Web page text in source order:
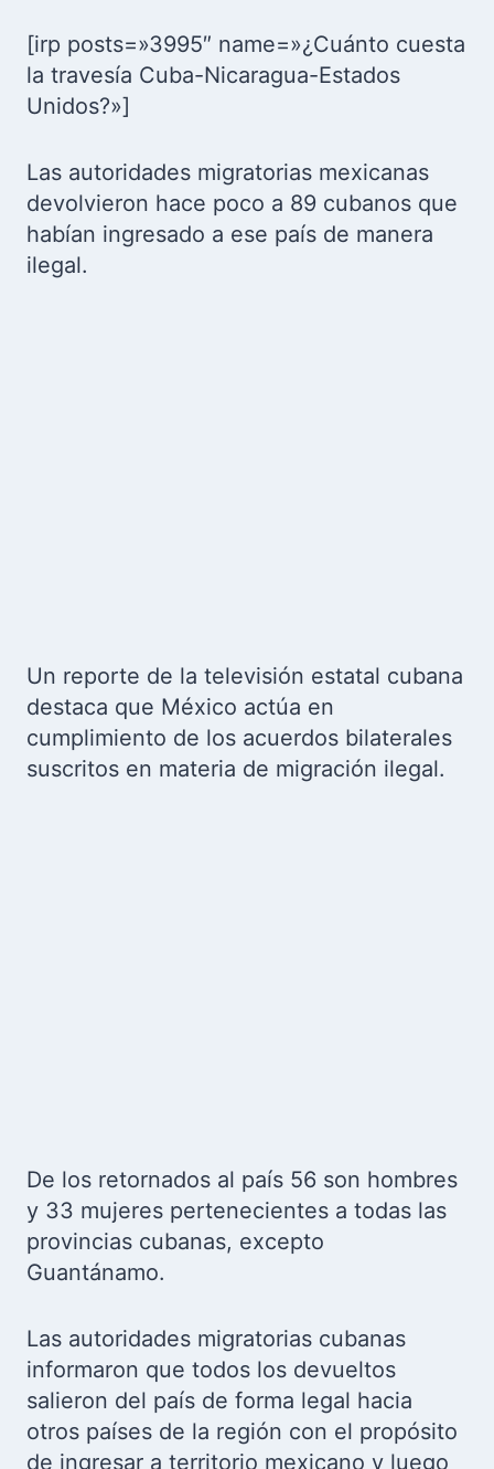
[irp posts=»3995″ name=»¿Cuánto cuesta
la travesía Cuba-Nicaragua-Estados
Unidos?»]
Las autoridades migratorias mexicanas
devolvieron hace poco a 89 cubanos que
habían ingresado a ese país de manera
ilegal.
Un reporte de la televisión estatal cubana
destaca que México actúa en
cumplimiento de los acuerdos bilaterales
suscritos en materia de migración ilegal.
De los retornados al país 56 son hombres
y 33 mujeres pertenecientes a todas las
provincias cubanas, excepto
Guantánamo.
Las autoridades migratorias cubanas
informaron que todos los devueltos
salieron del país de forma legal hacia
otros países de la región con el propósito
de ingresar a territorio mexicano y luego